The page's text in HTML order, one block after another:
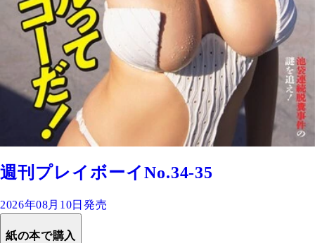
週刊プレイボーイNo.34-35
2026年08月10日発売
紙の本で購入